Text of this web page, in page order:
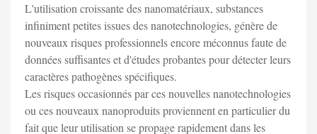
L'utilisation croissante des nanomatériaux, substances
infiniment petites issues des nanotechnologies, génère de
nouveaux risques professionnels encore méconnus faute de
données suffisantes et d'études probantes pour détecter leurs
caractères pathogènes spécifiques.
Les risques occasionnés par ces nouvelles nanotechnologies
ou ces nouveaux nanoproduits proviennent en particulier du
fait que leur utilisation se propage rapidement dans les